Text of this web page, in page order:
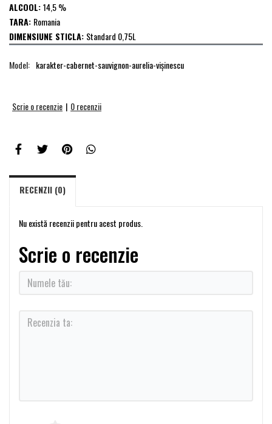
ALCOOL:14,5 %
TARA: Romania
DIMENSIUNE STICLA: Standard 0,75L
Model: karakter-cabernet-sauvignon-aurelia-vişinescu
Scrie o recenzie | 0 recenzii
RECENZII (0)
Nu există recenzii pentru acest produs.
Scrie o recenzie